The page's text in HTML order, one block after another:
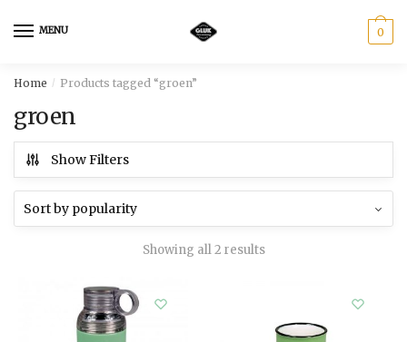
MENU 0
Home / Products tagged “groen”
groen
Show Filters
Showing all 2 results